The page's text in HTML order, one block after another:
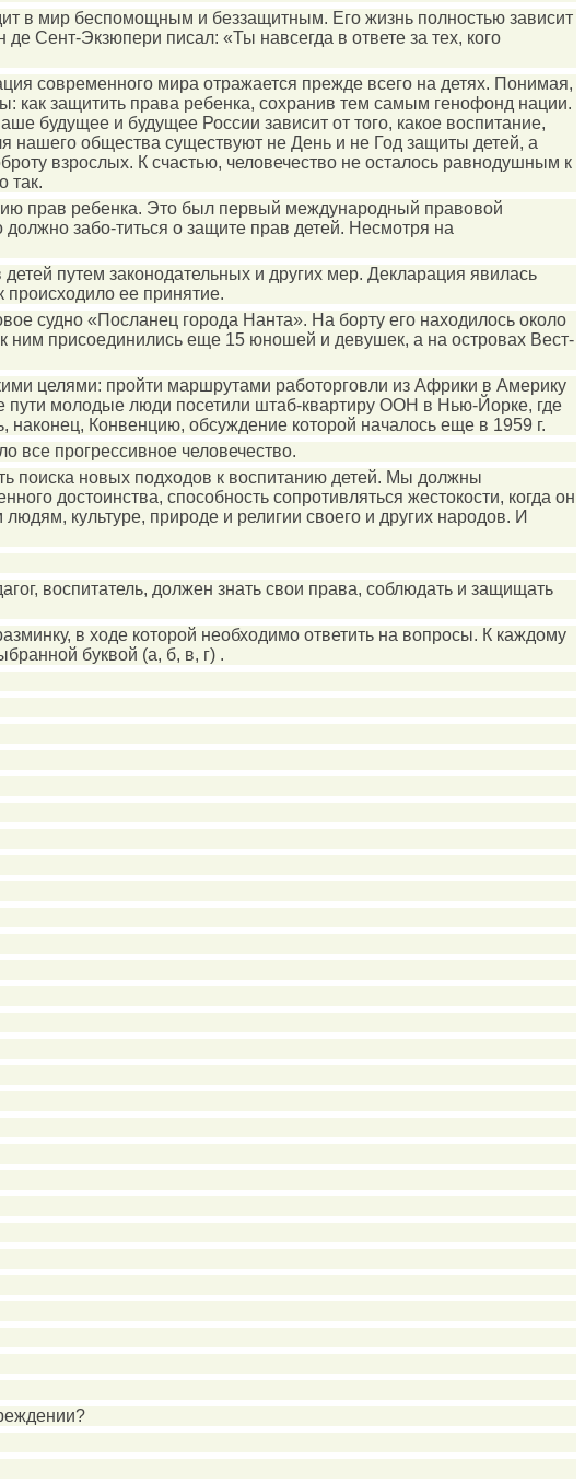
в мир беспомощным и беззащитным. Его жизнь полностью зависит
Сент-Экзюпери писал: «Ты навсегда в ответе за тех, кого
современного мира отражается прежде всего на детях. Понимая,
как защитить права ребенка, сохранив тем самым генофонд нации.
будущее и будущее России зависит от того, какое воспитание,
нашего общества существуют не День и не Год защиты детей, а
взрослых. К счастью, человечество не осталось равнодушным к
так.
прав ребенка. Это был первый международный правовой
забо-титься о защите прав детей. Несмотря на
путем законодательных и других мер. Декларация явилась
ее принятие.
судно «Посланец города Нанта». На борту его находилось около
ним присоединились еще 15 юношей и девушек, а на островах Вест-
целями: пройти маршрутами работорговли из Африки в Америку
молодые люди посетили штаб-квартиру ООН в Нью-Йорке, где
Конвенцию, обсуждение которой началось еще в 1959 г.
все прогрессивное человечество.
поиска новых подходов к воспитанию детей. Мы должны
достоинства, способность сопротивляться жестокости, когда он
культуре, природе и религии своего и других народов. И
воспитатель, должен знать свои права, соблюдать и защищать
в ходе которой необходимо ответить на вопросы. К каждому
буквой (а, б, в, г) .